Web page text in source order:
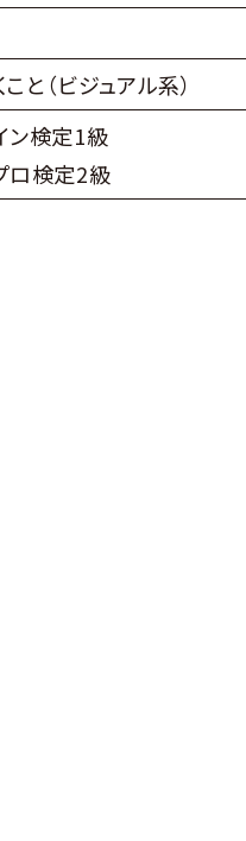
と（ビジュアル系）
ン検定1級
ロ検定2級